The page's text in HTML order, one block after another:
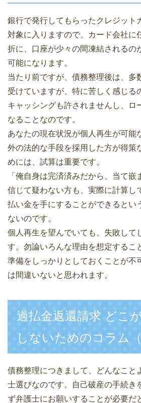
銀行で発行してもらったクレジット
対象に入りますので、カード会社に
折に、口座が少々の間凍結されるの
可能になります。
当たり前ですが、債務整理後は、多
受けていますが、特に苦しく感じる
キャッシングも許されませんし、ロ
なることなのです。
あなたの現在状況が個人再生が可能
外の法的な手段を採用した方が得策
めには、試算は重要です。
「俺自身は完済済みだから、当て嵌
信じて疑わない方も、実際に計算し
払い金を手にすることができるとい
ないのです。
個人再生を望んでいても、失敗して
す。勿論いろんな理由を想定するこ
準備をしっかりとしておくことが不
は間違いないと思われます。
過払金返還請求 どこ
しないためのコラム（
債務整理につきまして、どんなこと
士選びなのです。自己破産の手続き
ず弁護士にお願いすることが必要だ